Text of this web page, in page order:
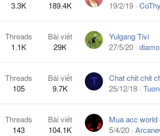
3.3K
189.4K
19/2/19
Threads
1.1K
Bài viết
29K
Yulgang Tivi
27/5/20
Threads
105
Bài viết
9.7K
T
Chat chit chit
25/12/18
Threads
143
Bài viết
104.1K
Mua acc world
5/4/20